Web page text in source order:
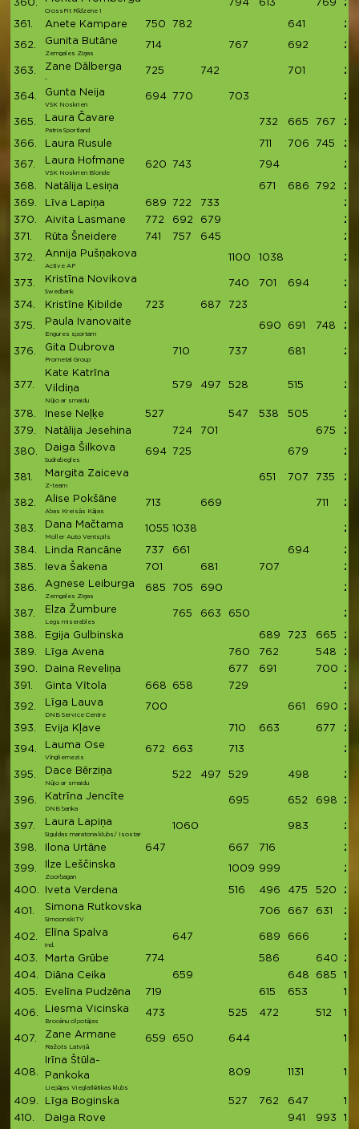
360.
CrossFit Rīdzene 1
794 613 769
361. Anete Kampare 750 782 641
362. Gunita Butāne
Zemgales Ziņas
714 767 692
363. Zane Dālberga
-
725 742 701
364. Gunta Neija
VSK Noskrien
694 770 703
365. Laura Čavare
Patria Sportland
732 665 767
366. Laura Rusule 711 706 745
367. Laura Hofmane
VSK Noskrien Blonde
620 743 794
368. Natālija Lesiņa 671 686 792
369.
Līva Lapiņa 689 722 733
370.
Aivita Lasmane 772 692 679
371.
Rūta Šneidere 741 757 645
372. Annija Pušņakova
Active AP
1100 1038
373. Kristīna Novikova
Swedbank
740 701 694
374. Kristīne Ķibilde 723 687 723
375. Paula Ivanovaite
Engures sportam
690 691 748
376. Gita Dubrova
Prometal Group
710 737 681
377.
Kate Katrīna
Vildiņa
Nūjo ar smaidu
579 497 528 515
378. Inese Neļķe 527 547 538 505
379.
Natālija Jesehina 724 701 675
380. Daiga Šilkova
Sudrabegles
694 725 679
381. Margita Zaiceva
Z-team
651 707 735
382. Alise Pokšāne
Abas Kreisās Kājas
713 669 711
383. Dana Mačtama
Moller Auto Ventspils
1055 1038
384. Linda Rancāne 737 661 694
385.
Ieva Šakena 701 681 707
386. Agnese Leiburga
Zemgales Ziņas
685 705 690
387. Elza Žumbure
Legs miserables
765 663 650
388. Egija Gulbinska 689 723 665
389.
Līga Avena 760 762 548
390.
Daina Reveliņa 677 691 700
391.
Ginta Vītola 668 658 729
392. Līga Lauva
DNB Service Centre
700 661 690
393. Evija Kļave 710 663 677
394. Lauma Ose
Vīngliemezis
672 663 713
395. Dace Bērziņa
Nūjo ar smaidu
522 497 529 498
396. Katrīna Jencīte
DNB banka
695 652 698
397. Laura Lapiņa
Siguldas maratona klubs/ Isostar
1060 983
398. Ilona Urtāne 647 667 716
399. Ilze Leščinska
Zoorbagan
1009 999
400. Iveta Verdena 516 496 475 520
401. Simona Rutkovska
SimoonskiTV
706 667 631
402. Elīna Spalva
ind.
647 689 666
403. Marta Grūbe 774 586 640
404.
Diāna Ceika 659 648 685
405.
Evelīna Pudzēna 719 615 653
406. Liesma Vicinska
Brocēnu cilpotājas
473 525 472 512
407. Zane Armane
Ražots Latvijā
659 650 644
408.
Irīna Štūla-
Pankoka
Liepājas Vieglatlētikas klubs
809 1131
409. Līga Boginska 527 762 647
410.
Daiga Rove 941 993